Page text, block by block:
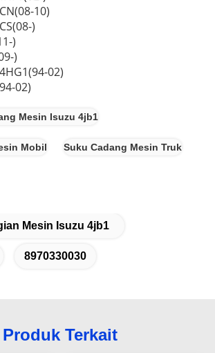
10)
)
)
)
02)
02)
Mesin Isuzu 4jb1
Mobil Suku Cadang Mesin Truk
Mesin Isuzu 4jb1
8970330030
Produk Terkait